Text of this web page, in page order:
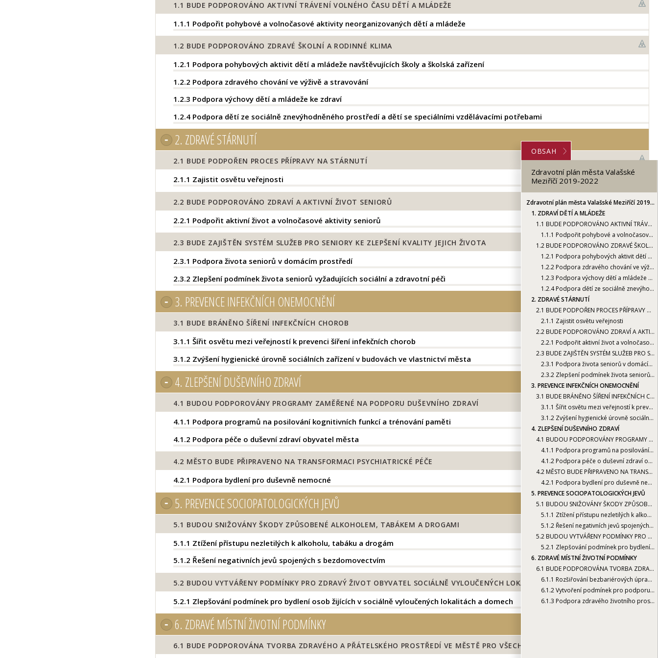
OBSAH
Zdravotní plán města Valašské
Meziříčí 2019-2022
Zdravotní plán města Valašské Meziříčí 2019-2022
1. ZDRAVÍ DĚTÍ A MLÁDEŽE
1.1 BUDE PODPOROVÁNO AKTIVNÍ TRÁVENÍ VOLNÉHO ČASU DĚTÍ A MLÁDEŽE
1.1.1 Podpořit pohybové a volnočasové aktivity neorganizovaných dětí a mládeže
1.2 BUDE PODPOROVÁNO ZDRAVÉ ŠKOLNÍ A RODINNÉ KLIMA
1.2.1 Podpora pohybových aktivit dětí a mládeže navštěvujících školy a školská zařízení
1.2.2 Podpora zdravého chování ve výživě a stravování
1.2.3 Podpora výchovy dětí a mládeže ke zdraví
1.2.4Podpora dětí ze sociálně znevýhodněného prostředí a dětí se speciálními vzdělávacími potřebami
2. ZDRAVÉ STÁRNUTÍ
2.1 BUDE PODPOŘEN PROCES PŘÍPRAVY NA STÁRNUTÍ
2.1.1 Zajistit osvětu veřejnosti
2.2 BUDE PODPOROVÁNO ZDRAVÍ A AKTIVNÍ ŽIVOT SENIORŮ
2.2.1 Podpořit aktivní život a volnočasové aktivity seniorů
2.3 BUDE ZAJIŠTĚN SYSTÉM SLUŽEB PRO SENIORY KE ZLEPŠENÍ KVALITY JEJICH ŽIVOTA
2.3.1 Podpora života seniorů v domácím prostředí
2.3.2 Zlepšení podmínek života seniorů vyžadujících sociální a zdravotní péči
3. PREVENCE INFEKČNÍCH ONEMOCNĚNÍ
3.1 BUDE BRÁNĚNO ŠÍŘENÍ INFEKČNÍCH CHOROB
3.1.1 Šířit osvětu mezi veřejností k prevenci šíření infekčních chorob
3.1.2 Zvýšení hygienické úrovně sociálních zařízení v budovách ve vlastnictví města
4. ZLEPŠENÍ DUŠEVNÍHO ZDRAVÍ
4.1 BUDOU PODPOROVÁNY PROGRAMY ZAMĚŘENÉ NA PODPORU DUŠEVNÍHO ZDRAVÍ
4.1.1 Podpora programů na posilování kognitivních funkcí a trénování paměti
4.1.2 Podpora péče o duševní zdraví obyvatel města
4.2 MĚSTO BUDE PŘIPRAVENO NA TRANSFORMACI PSYCHIATRICKÉ PÉČE
4.2.1 Podpora bydlení pro duševně nemocné
5. PREVENCE SOCIOPATOLOGICKÝCH JEVŮ
5.1 BUDOU SNIŽOVÁNY ŠKODY ZPŮSOBENÉ ALKOHOLEM, TABÁKEM A DROGAMI
5.1.1 Ztížení přístupu nezletilých k alkoholu, tabáku a drogám
5.1.2 Řešení negativních jevů spojených s bezdomovectvím
5.2 BUDOU VYTVÁŘENY PODMÍNKY PRO ZDRAVÝ ŽIVOT OBYVATEL SOCIÁLNĚ VYLOUČENÝCH LOKALIT A DOMŮ
5.2.1 Zlepšování podmínek pro bydlení osob žijících v sociálně vyloučených lokalitách a domech
6. ZDRAVÉ MÍSTNÍ ŽIVOTNÍ PODMÍNKY
6.1 BUDE PODPOROVÁNA TVORBA ZDRAVÉHO A PŘÁTELSKÉHO PROSTŘEDÍ VE MĚSTĚ PRO VŠECHNY GENERACE
6.1.1 Rozšiřování bezbariérových úprav a tras ve městě
6.1.2Vytvoření podmínek pro podporu zdravého životního stylu
6.1.3 Podpora zdravého životního prostředí
1.1 BUDE PODPOROVÁNO AKTIVNÍ TRÁVENÍ VOLNÉHO ČASU DĚTÍ A MLÁDEŽE
1.1.1 Podpořit pohybové a volnočasové aktivity neorganizovaných dětí a mládeže
1.2 BUDE PODPOROVÁNO ZDRAVÉ ŠKOLNÍ A RODINNÉ KLIMA
1.2.1 Podpora pohybových aktivit dětí a mládeže navštěvujících školy a školská zařízení
1.2.2 Podpora zdravého chování ve výživě a stravování
1.2.3 Podpora výchovy dětí a mládeže ke zdraví
1.2.4 Podpora dětí ze sociálně znevýhodněného prostředí a dětí se speciálními vzdělávacími potřebami
2. ZDRAVÉ STÁRNUTÍ
2.1 BUDE PODPOŘEN PROCES PŘÍPRAVY NA STÁRNUTÍ
2.1.1 Zajistit osvětu veřejnosti
2.2 BUDE PODPOROVÁNO ZDRAVÍ A AKTIVNÍ ŽIVOT SENIORŮ
2.2.1 Podpořit aktivní život a volnočasové aktivity seniorů
2.3 BUDE ZAJIŠTĚN SYSTÉM SLUŽEB PRO SENIORY KE ZLEPŠENÍ KVALITY JEJICH ŽIVOTA
2.3.1 Podpora života seniorů v domácím prostředí
2.3.2 Zlepšení podmínek života seniorů vyžadujících sociální a zdravotní péči
3. PREVENCE INFEKČNÍCH ONEMOCNĚNÍ
3.1 BUDE BRÁNĚNO ŠÍŘENÍ INFEKČNÍCH CHOROB
3.1.1 Šířit osvětu mezi veřejností k prevenci šíření infekčních chorob
3.1.2 Zvýšení hygienické úrovně sociálních zařízení v budovách ve vlastnictví města
4. ZLEPŠENÍ DUŠEVNÍHO ZDRAVÍ
4.1 BUDOU PODPOROVÁNY PROGRAMY ZAMĚŘENÉ NA PODPORU DUŠEVNÍHO ZDRAVÍ
4.1.1 Podpora programů na posilování kognitivních funkcí a trénování paměti
4.1.2 Podpora péče o duševní zdraví obyvatel města
4.2 MĚSTO BUDE PŘIPRAVENO NA TRANSFORMACI PSYCHIATRICKÉ PÉČE
4.2.1 Podpora bydlení pro duševně nemocné
5. PREVENCE SOCIOPATOLOGICKÝCH JEVŮ
5.1 BUDOU SNIŽOVÁNY ŠKODY ZPŮSOBENÉ ALKOHOLEM, TABÁKEM A DROGAMI
5.1.1 Ztížení přístupu nezletilých k alkoholu, tabáku a drogám
5.1.2 Řešení negativních jevů spojených s bezdomovectvím
5.2 BUDOU VYTVÁŘENY PODMÍNKY PRO ZDRAVÝ ŽIVOT OBYVATEL SOCIÁLNĚ VYLOUČENÝCH LOKALIT A DOMŮ
5.2.1 Zlepšování podmínek pro bydlení osob žijících v sociálně vyloučených lokalitách a domech
6. ZDRAVÉ MÍSTNÍ ŽIVOTNÍ PODMÍNKY
6.1 BUDE PODPOROVÁNA TVORBA ZDRAVÉHO A PŘÁTELSKÉHO PROSTŘEDÍ VE MĚSTĚ PRO VŠECHNY GENERACE